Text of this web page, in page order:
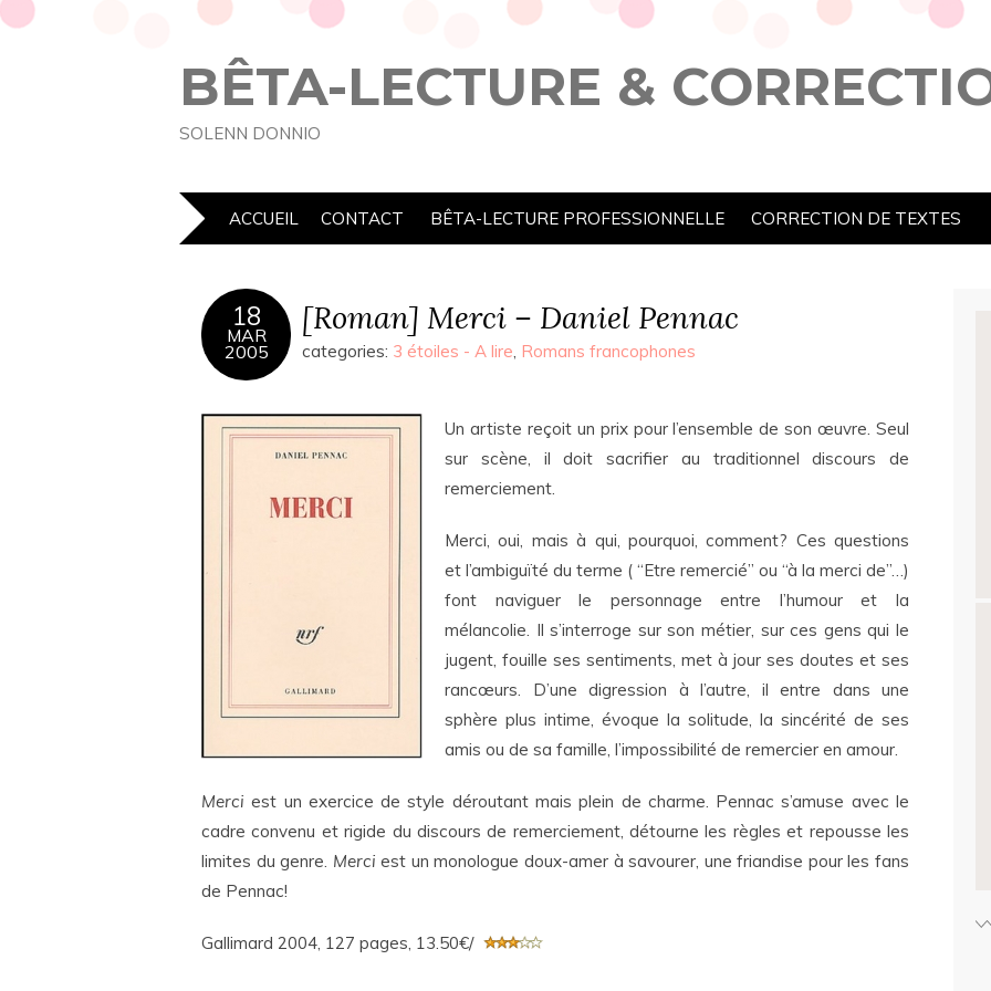
BÊTA-LECTURE &
SOLENN DONNIO
ACCUEIL CONTACT BÊTA-LECTURE PROFESSIONNELLE CORRECTION DE TEXTES
18
MAR
2005
[Roman] Merci – Daniel Pennac
categories: 3 étoiles - A lire, Romans francophones
Un artiste reçoit un prix pour l’ensemble de son œuvre. Seul
sur scène, il doit sacrifier au traditionnel discours de
remerciement.
Merci, oui, mais à qui, pourquoi, comment? Ces questions
et l’ambiguïté du terme ( “Etre remercié” ou “à la merci de”…)
font naviguer le personnage entre l’humour et la
mélancolie. Il s’interroge sur son métier, sur ces gens qui le
jugent, fouille ses sentiments, met à jour ses doutes et ses
rancœurs. D’une digression à l’autre, il entre dans une
sphère plus intime, évoque la solitude, la sincérité de ses
amis ou de sa famille, l’impossibilité de remercier en amour.
Merci est un exercice de style déroutant mais plein de charme. Pennac s’amuse avec le
cadre convenu et rigide du discours de remerciement, détourne les règles et repousse les
limites du genre. Merci est un monologue doux-amer à savourer, une friandise pour les fans
de Pennac!
Gallimard 2004, 127 pages, 13.50€/